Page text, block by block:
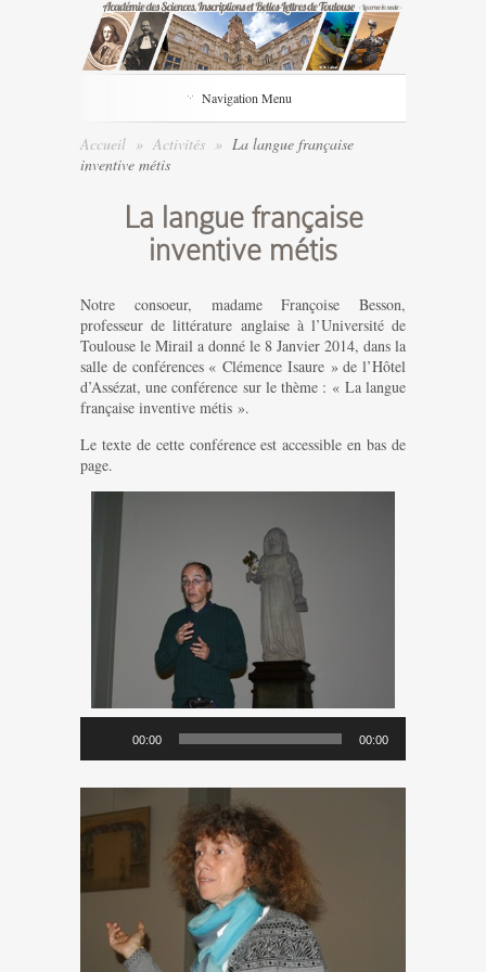
Navigation Menu
Accueil » Activités » La langue française
inventive métis
La langue française
inventive métis
Notre consoeur, madame Françoise Besson,
professeur de littérature anglaise à l’Université de
Toulouse le Mirail a donné le 8 Janvier 2014, dans la
salle de conférences « Clémence Isaure » de l’Hôtel
d’Assézat, une conférence sur le thème : « La langue
française inventive métis ».
Le texte de cette conférence est accessible en bas de
page.
00:00 00:00